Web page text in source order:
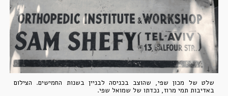
שלט של מכון שפי, שהוצב בכניסה לבניין בשנות החמישים. הצילום
באדיבות תמי מרוז, נכדתו של שמואל שפי.